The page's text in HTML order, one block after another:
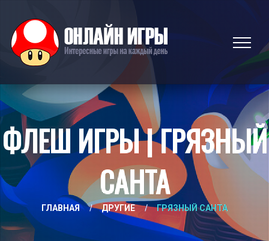
ФЛЕШ ИГРЫ | ГРЯЗНЫЙ
САНТА
ГЛАВНАЯ / ДРУГИЕ / ГРЯЗНЫЙ САНТА